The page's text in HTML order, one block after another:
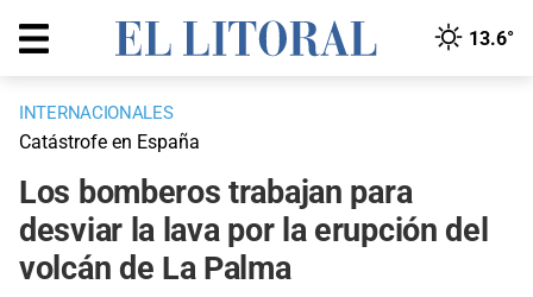
13.6°
INTERNACIONALES
Catástrofe en España
Los bomberos trabajan para
desviar la lava por la erupción del
volcán de La Palma